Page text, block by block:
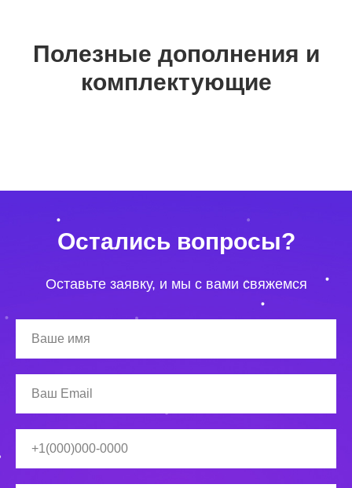
Полезные дополнения и
комплектующие
Остались вопросы?
Оставьте заявку, и мы с вами свяжемся